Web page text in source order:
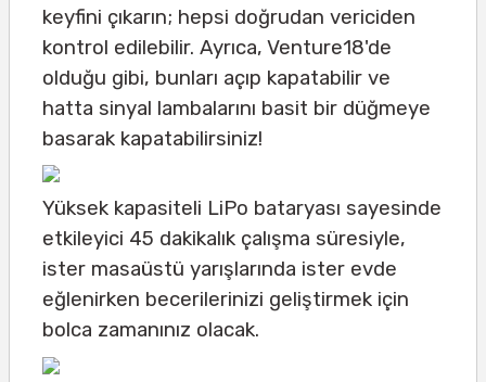
keyfini çıkarın; hepsi doğrudan vericiden
kontrol edilebilir. Ayrıca, Venture18'de
olduğu gibi, bunları açıp kapatabilir ve
hatta sinyal lambalarını basit bir düğmeye
basarak kapatabilirsiniz!
Yüksek kapasiteli LiPo bataryası sayesinde
etkileyici 45 dakikalık çalışma süresiyle,
ister masaüstü yarışlarında ister evde
eğlenirken becerilerinizi geliştirmek için
bolca zamanınız olacak.